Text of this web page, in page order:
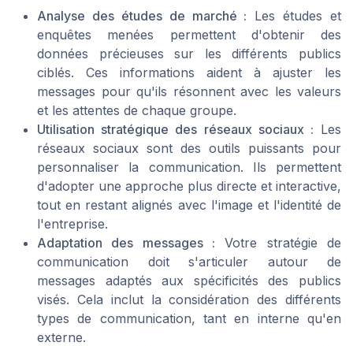
Analyse des études de marché : Les études et
enquêtes menées permettent d'obtenir des
données précieuses sur les différents publics
ciblés. Ces informations aident à ajuster les
messages pour qu'ils résonnent avec les valeurs
et les attentes de chaque groupe.
Utilisation stratégique des réseaux sociaux : Les
réseaux sociaux sont des outils puissants pour
personnaliser la communication. Ils permettent
d'adopter une approche plus directe et interactive,
tout en restant alignés avec l'image et l'identité de
l'entreprise.
Adaptation des messages : Votre stratégie de
communication doit s'articuler autour de
messages adaptés aux spécificités des publics
visés. Cela inclut la considération des différents
types de communication, tant en interne qu'en
externe.